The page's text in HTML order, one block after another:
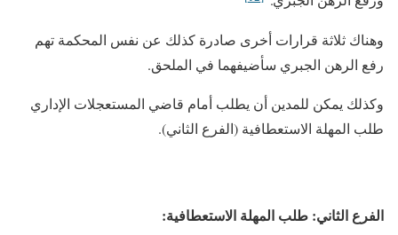
وهناك ثلاثة قرارات أخرى صادرة كذلك عن نفس المحكمة تهم
رفع الرهن الجبري سأضيفهما في الملحق.
وكذلك يمكن للمدين أن يطلب أمام قاضي المستعجلات الإداري
طلب المهلة الاستعطافية (الفرع الثاني).
الفرع الثاني: طلب المهلة الاستعطافية: